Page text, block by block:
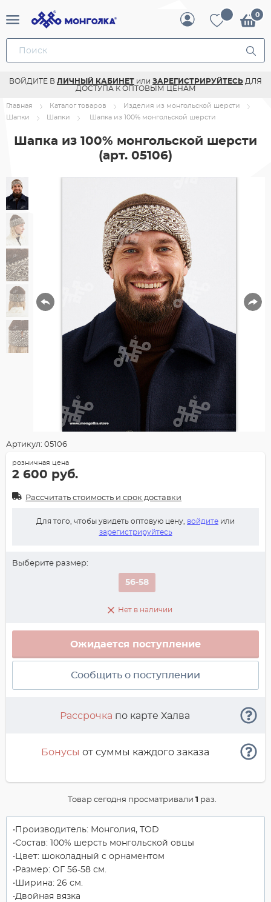
ВОЙДИТЕ В ЛИЧНЫЙ КАБИНЕТ или ЗАРЕГИСТРИРУЙТЕСЬ ДЛЯ
ДОСТУПА К ОПТОВЫМ ЦЕНАМ
Главная Каталог товаров
Изделия из монгольской шерсти
Шапки
Шапки Шапка из 100% монгольской шерсти
Шапка из 100% монгольской шерсти
(арт. 05106)
Артикул: 05106
розничная цена
2 600 руб.
Рассчитать стоимость и срок доставки
Для того, чтобы увидеть оптовую цену, войдите или
зарегистрируйтесь
Выберите размер:
56-58
Нет в наличии
Ожидается поступление
Сообщить о поступлении
Рассрочка по карте Халва
Бонусы от суммы каждого заказа
Товар сегодня просматривали 1 раз.
Производитель: Монголия, TOD
Состав: 100% шерсть монгольской овцы
Цвет: шоколадный с орнаментом
Размер: ОГ 56-58 см.
Ширина: 26 см.
Двойная вязка